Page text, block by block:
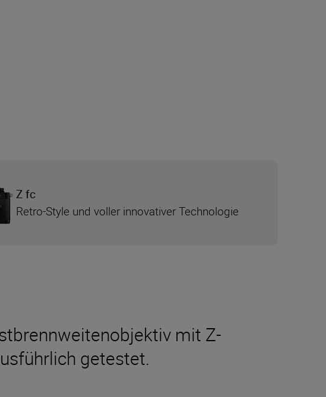
mit Z-
getestet.
Z fc
Retro-Style und voller innovativer Technologie